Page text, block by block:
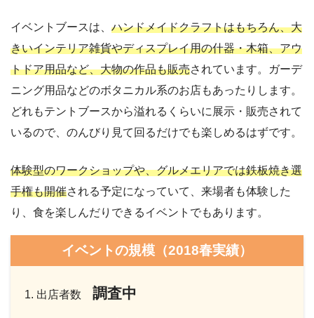
イベントブースは、 ハンドメイドクラフトはもちろん、大
きいインテリア雑貨やディスプレイ用の什器・木箱、アウ
トドア用品など、大物の作品も販売されています。ガーデ
ニング用品などのボタニカル系のお店もあったりします。
どれもテントブースから溢れるくらいに展示・販売されて
いるので、のんびり見て回るだけでも楽しめるはずです。
体験型のワークショップや、グルメエリアでは鉄板焼き選
手権も開催される予定になっていて、来場者も体験した
り、食を楽しんだりできるイベントでもあります。
イベントの規模（2018春実績）
出店者数調査中